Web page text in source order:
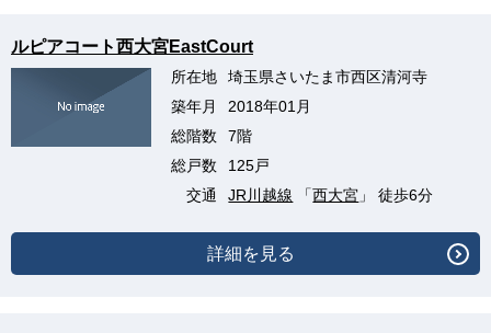
ルピアコート西大宮EastCourt
所在地
埼玉県さいたま市西区清河寺
築年月
2018年01月
総階数
7階
総戸数
125戸
交通
JR川越線 「西大宮 」 徒歩6分
詳細を見る